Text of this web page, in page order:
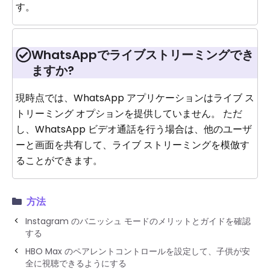
す。
WhatsAppでライブストリーミングでき
ますか?
現時点では、WhatsApp アプリケーションはライブ ス
トリーミング オプションを提供していません。 ただ
し、WhatsApp ビデオ通話を行う場合は、他のユーザ
ーと画面を共有して、ライブ ストリーミングを模倣す
ることができます。
方法
Instagram のバニッシュ モードのメリットとガイドを確認
する
HBO Max のペアレントコントロールを設定して、子供が安
全に視聴できるようにする